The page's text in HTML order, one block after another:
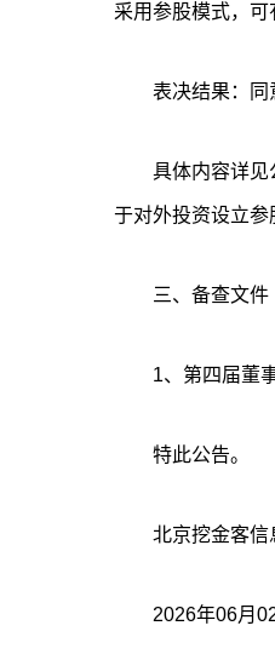
采用参股模式，可
表决结果：同
具体内容详见
于对外投资设立参
三、备查文件
1、第四届董
特此公告。
北京挖金客信
2026年06月